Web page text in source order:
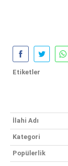
Etiketler
İlahi Adı
Kategori
Popülerlik